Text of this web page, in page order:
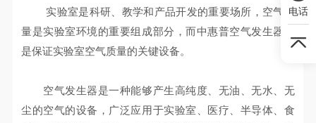
实验室是科研、教学和产品开发的重要场所，空气质
量是实验室环境的重要组成部分，而中惠普空气发生器则
是保证实验室空气质量的关键设备。
空气发生器是一种能够产生高纯度、无油、无水、无
尘的空气的设备，广泛应用于实验室、医疗、半导体、食
电话